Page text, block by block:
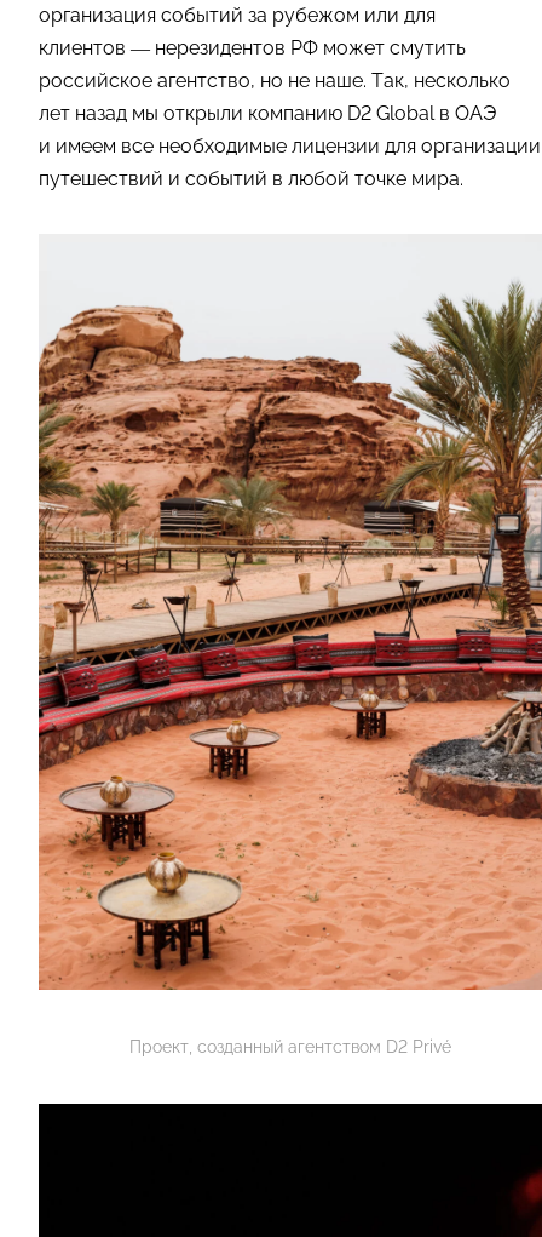
организация событий за рубежом или для
клиентов — нерезидентов РФ может смутить
российское агентство, но не наше. Так, несколько
лет назад мы открыли компанию D2 Global в ОАЭ
и имеем все необходимые лицензии для организации
путешествий и событий в любой точке мира.
Проект, созданный агентством D2 Privé